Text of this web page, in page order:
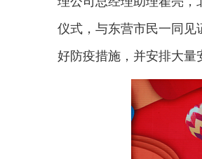
仪式，与东营市民一同
好防疫措施，并安排大量